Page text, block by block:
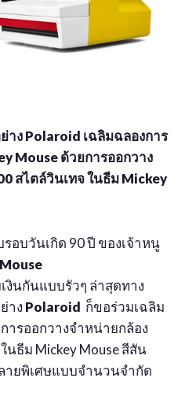
ง Polaroid เฉลิมฉลองการ
Mouse ด้วยการออกวาง
สไตล์วินเทจ ในธีม Mickey
อบวันเกิด 90 ปี ของเจ้าหนู
งินกันแบบรัวๆ ล่าสุดทาง
าง Polaroid ก็ขอร่วมเฉลิม
ารออกวางจำหน่ายกล้อง
นธีม Mickey Mouse สีสัน
ายพิเศษแบบจำนวนจำกัด